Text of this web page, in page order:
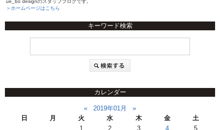
ue_bo designのスタッフブログです。
＞ホームページはこちら
キーワード検索
カレンダー
« 2019年01月
»
日
月 火 水 木 金
土
1
2 3 4
5